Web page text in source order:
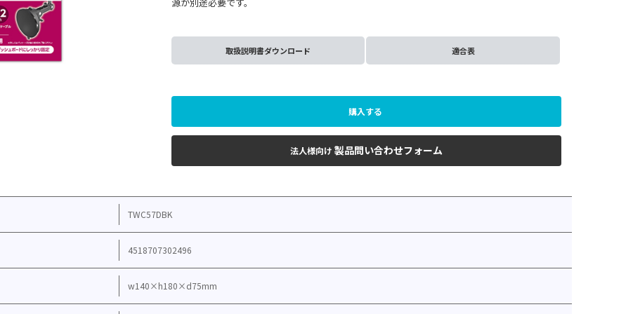
取扱説明書ダウンロード 適合表
購入する
法人様向け 製品問い合わせフォーム
TWC57DBK
4518707302496
w140×h180×d75mm